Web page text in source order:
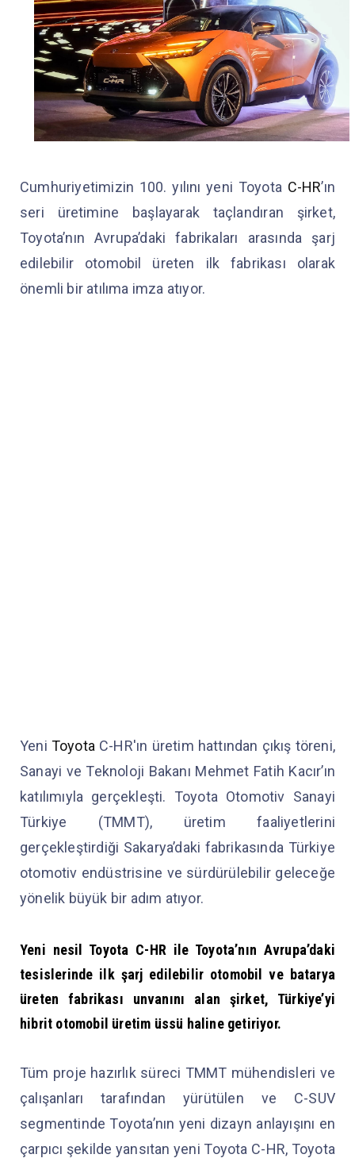
Cumhuriyetimizin 100. yılını yeni Toyota C-HR’ın
seri üretimine başlayarak taçlandıran şirket,
Toyota’nın Avrupa’daki fabrikaları arasında şarj
edilebilir otomobil üreten ilk fabrikası olarak
önemli bir atılıma imza atıyor.
Yeni Toyota C-HR'ın üretim hattından çıkış töreni,
Sanayi ve Teknoloji Bakanı Mehmet Fatih Kacır’ın
katılımıyla gerçekleşti. Toyota Otomotiv Sanayi
Türkiye (TMMT), üretim faaliyetlerini
gerçekleştirdiği Sakarya’daki fabrikasında Türkiye
otomotiv endüstrisine ve sürdürülebilir geleceğe
yönelik büyük bir adım atıyor.
Yeni nesil Toyota C-HR ile Toyota’nın Avrupa’daki
tesislerinde ilk şarj edilebilir otomobil ve batarya
üreten fabrikası unvanını alan şirket, Türkiye’yi
hibrit otomobil üretim üssü haline getiriyor.
Tüm proje hazırlık süreci TMMT mühendisleri ve
çalışanları tarafından yürütülen ve C-SUV
segmentinde Toyota’nın yeni dizayn anlayışını en
çarpıcı şekilde yansıtan yeni Toyota C-HR, Toyota